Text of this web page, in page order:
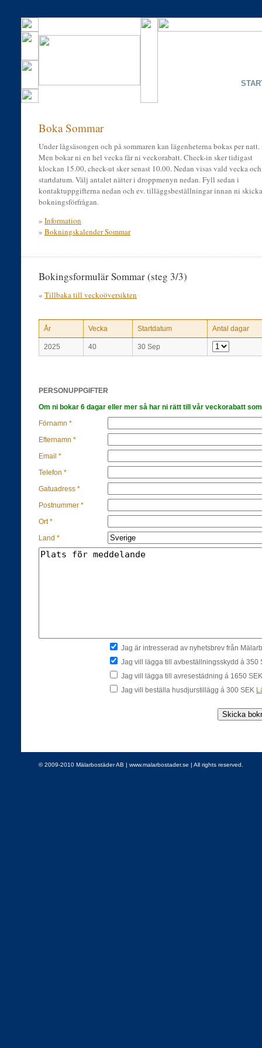
Boka Sommar
Under lågsäsongen och på sommaren kan lägenheterna bokas per natt.
Men bokar ni en hel vecka får ni veckorabatt. Check-in sker tidigast
klockan 15.00, check-ut sker senast 10.00. Nedan visas vald vecka och
startdatum. Välj antalet nätter i droppmenyn nedan. Fyll sedan i
kontaktuppgifterna nedan och ev. tilläggsbeställningar innan ni
bokningsförfrågan.
» Information
» Bokningskalender Sommar
Bokingsformulär Sommar (steg 3/3)
« Tillbaka till veckoöversikten
År Vecka Startdatum Antal dagar
2025 40 30 Sep
PERSONUPPGIFTER
Om ni bokar 6 dagar eller mer så har ni rätt till vår veckorabatt
Förnamn *
Efternamn *
Email *
Telefon *
Gatuadress *
Postnummer *
Ort *
Land *
Jag är intresserad av nyhetsbrev från
Jag vill lägga till avbeställningsskydd á 350
Jag vill lägga till avresestädning á 1650
Jag vill beställa husdjurstillägg á 300 SEK
© 2009-2010 Mälarbostäder AB | www.malarbostader.se | All rights reserved.